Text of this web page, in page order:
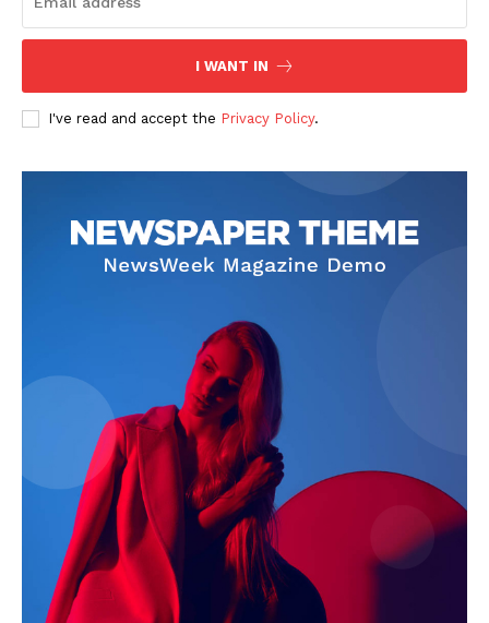
I WANT IN
I've read and accept the Privacy Policy.